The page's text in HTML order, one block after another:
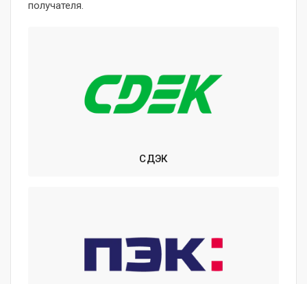
получателя.
СДЭК